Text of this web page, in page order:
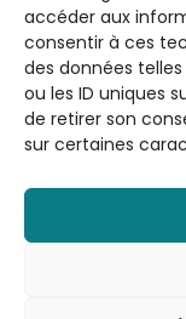
accéder aux
consentir à ces
des données
ou les ID uniques
de retirer son
sur certaines
© 2026